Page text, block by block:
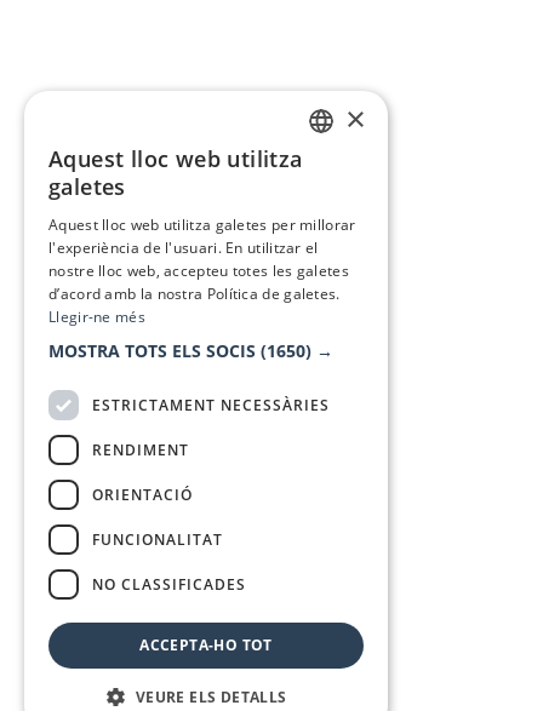
×
Aquest lloc web utilitza
galetes
Aquest lloc web utilitza galetes per millorar
l'experiència de l'usuari. En utilitzar el
nostre lloc web, accepteu totes les galetes
d’acord amb la nostra Política de galetes.
Llegir-ne més
MOSTRA TOTS ELS SOCIS (1650) →
ESTRICTAMENT NECESSÀRIES
RENDIMENT
ORIENTACIÓ
FUNCIONALITAT
NO CLASSIFICADES
ACCEPTA-HO TOT
VEURE ELS DETALLS